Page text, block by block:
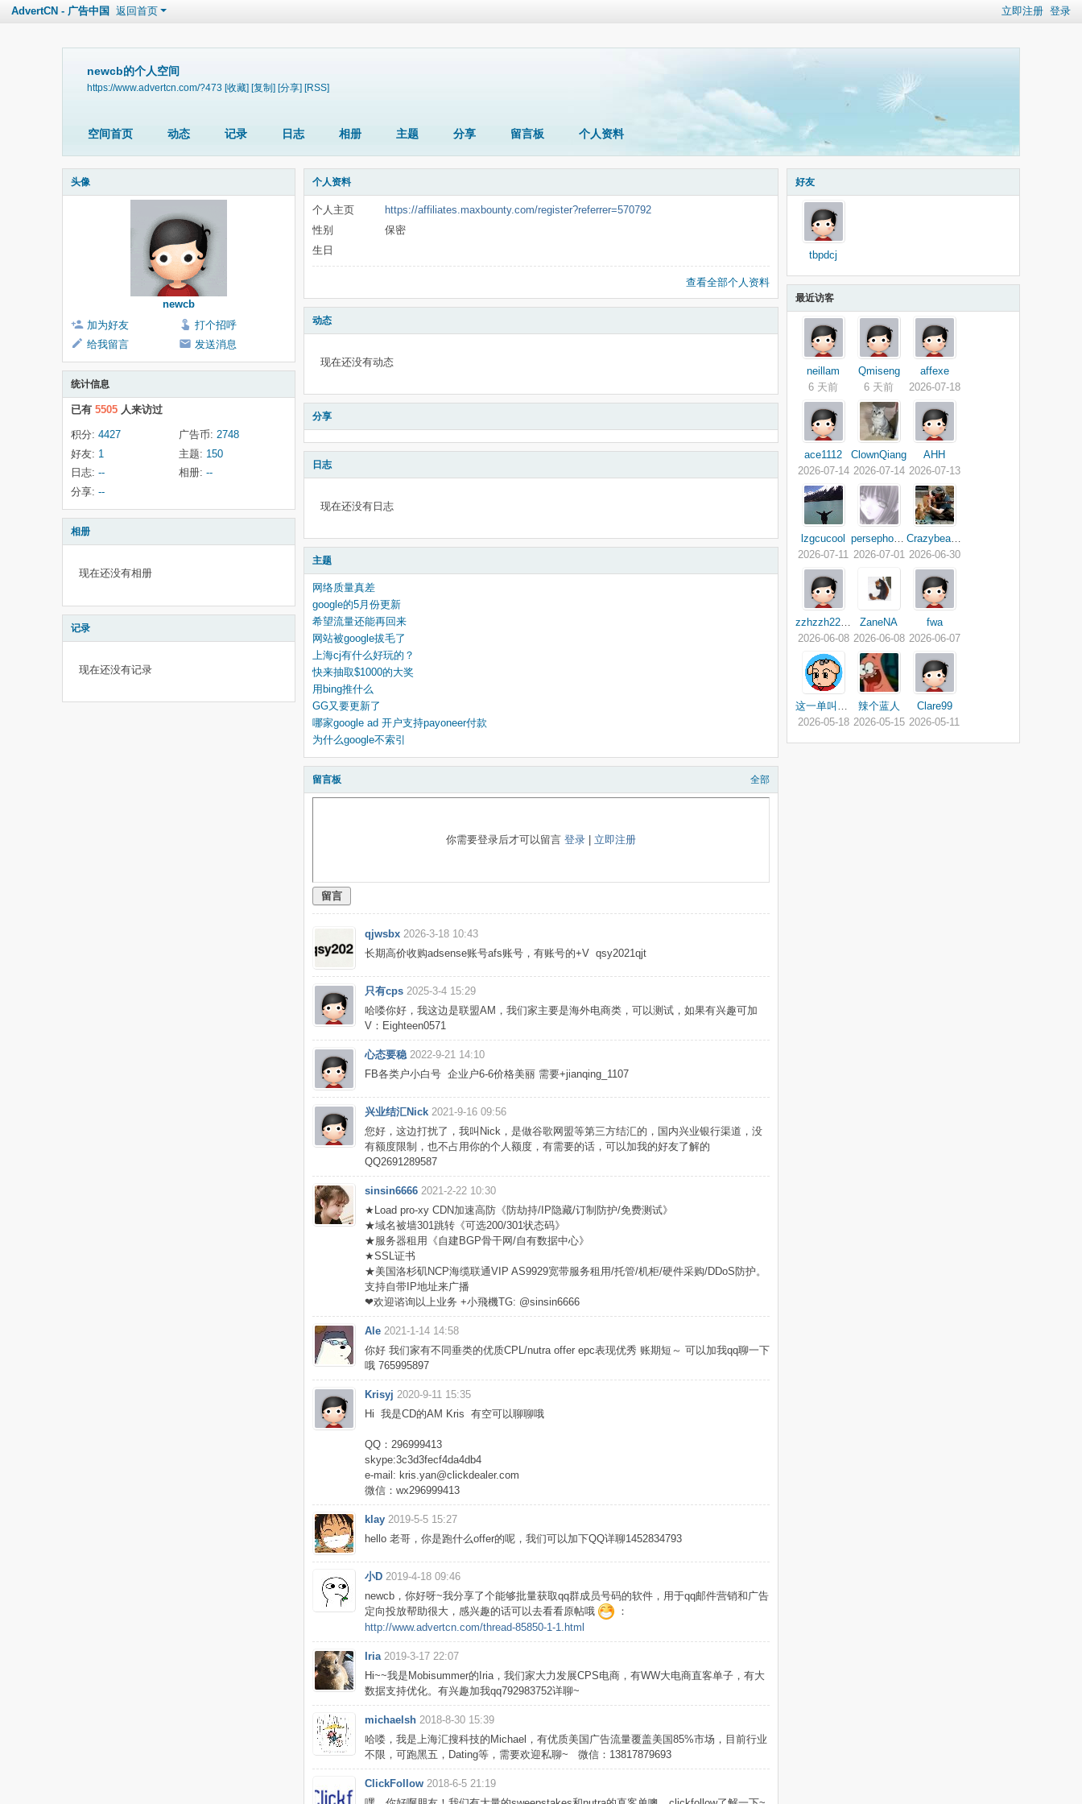
立即注册 登录
AdvertCN - 广告中国 返回首页
newcb的个人空间
https://www.advertcn.com/?473 [收藏] [复制] [分享] [RSS]
空间首页 动态 记录 日志 相册 主题 分享 留言板 个人资料
头像
newcb
加为好友
打个招呼
给我留言
发送消息
统计信息
已有 5505 人来访过
积分: 4427 广告币: 2748
好友: 1 主题: 150
日志: -- 相册: --
分享: --
相册
现在还没有相册
记录
现在还没有记录
个人资料
个人主页
https://affiliates.maxbounty.com/register?referrer=570792
性别
保密
生日
查看全部个人资料
动态
现在还没有动态
分享
日志
现在还没有日志
主题
网络质量真差
google的5月份更新
希望流量还能再回来
网站被google拔毛了
上海cj有什么好玩的？
快来抽取$1000的大奖
用bing推什么
GG又要更新了
哪家google ad 开户支持payoneer付款
为什么google不索引
留言板 全部
你需要登录后才可以留言 登录 立即注册
留言
qjwsbx 2026-3-18 10:43
长期高价收购adsense账号afs账号，有账号的+V qsy2021qjt
只有cps 2025-3-4 15:29
哈喽你好，我这边是联盟AM，我们家主要是海外电商类，可以测试，如果有兴趣可加
V：Eighteen0571
心态要稳 2022-9-21 14:10
FB各类户小白号 企业户6-6价格美丽 需要+jianqing_1107
兴业结汇Nick 2021-9-16 09:56
您好，这边打扰了，我叫Nick，是做谷歌网盟等第三方结汇的，国内兴业银行渠道，没
有额度限制，也不占用你的个人额度，有需要的话，可以加我的好友了解的
QQ2691289587
sinsin6666 2021-2-22 10:30
★Load pro-xy CDN加速高防《防劫持/IP隐藏/订制防护/免费测试》
★域名被墙301跳转《可选200/301状态码》
★服务器租用《自建BGP骨干网/自有数据中心》
★SSL证书
★美国洛杉矶NCP海缆联通VIP AS9929宽带服务租用/托管/机柜/硬件采购/DDoS防护。
支持自带IP地址来广播
❤欢迎谘询以上业务 +小飛機TG: @sinsin6666
Ale 2021-1-14 14:58
你好 我们家有不同垂类的优质CPL/nutra offer epc表现优秀 账期短～ 可以加我qq聊一下
哦 765995897
Krisyj 2020-9-11 15:35
Hi 我是CD的AM Kris 有空可以聊聊哦
QQ：296999413
skype:3c3d3fecf4da4db4
e-mail: kris.yan@clickdealer.com
微信：wx296999413
klay 2019-5-5 15:27
hello 老哥，你是跑什么offer的呢，我们可以加下QQ详聊1452834793
小D 2019-4-18 09:46
newcb，你好呀~我分享了个能够批量获取qq群成员号码的软件，用于qq邮件营销和广告
定向投放帮助很大，感兴趣的话可以去看看原帖哦
：
http://www.advertcn.com/thread-85850-1-1.html
Iria 2019-3-17 22:07
Hi~~我是Mobisummer的Iria，我们家大力发展CPS电商，有WW大电商直客单子，有大
数据支持优化。有兴趣加我qq792983752详聊~
michaelsh 2018-8-30 15:39
哈喽，我是上海汇搜科技的Michael，有优质美国广告流量覆盖美国85%市场，目前行业
不限，可跑黑五，Dating等，需要欢迎私聊~ 微信：13817879693
ClickFollow 2018-6-5 21:19
好友
tbpdcj
最近访客
neillam
6 天前
Qmiseng
6 天前
affexe
2026-07-18
ace1112
2026-07-14
ClownQiang
2026-07-14
AHH
2026-07-13
lzgcucool
2026-07-11
persephoneay
2026-07-01
Crazybean1205
2026-06-30
zzhzzh2200
2026-06-08
ZaneNA
2026-06-08
fwa
2026-06-07
这一单叫遗憾
2026-05-18
辣个蓝人
2026-05-15
Clare99
2026-05-11